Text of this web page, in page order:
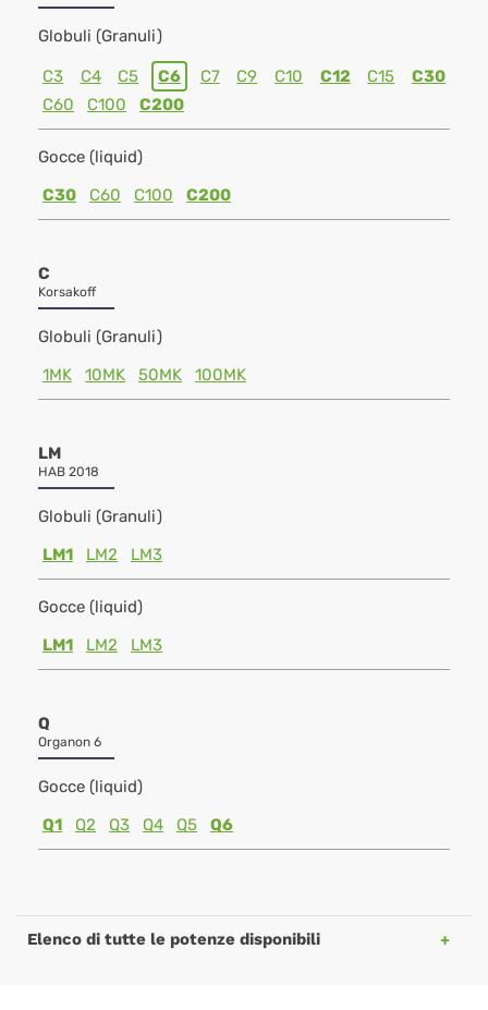
Globuli (Granuli)
C3 C4 C5 C6 C7 C9 C10 C12 C15
C30
C60
C100 C200
Gocce (liquid)
C30
C60 C100 C200
C
Korsakoff
Globuli (Granuli)
1MK
10MK 50MK 100MK
LM
HAB 2018
Globuli (Granuli)
LM1
LM2 LM3
Gocce (liquid)
LM1
LM2 LM3
Q
Organon 6
Gocce (liquid)
Q1
Q2 Q3 Q4 Q5 Q6
Elenco di tutte le potenze disponibili